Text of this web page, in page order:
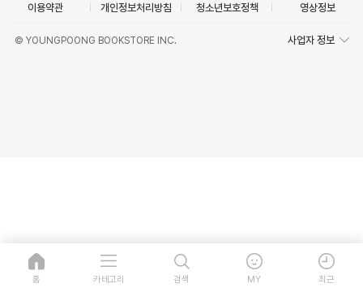
이용약관 개인정보처리방침 청소년보호정책 영상정보
© YOUNGPOONG BOOKSTORE INC. 사업자 정보
홈 카테고리 검색 MY 최근